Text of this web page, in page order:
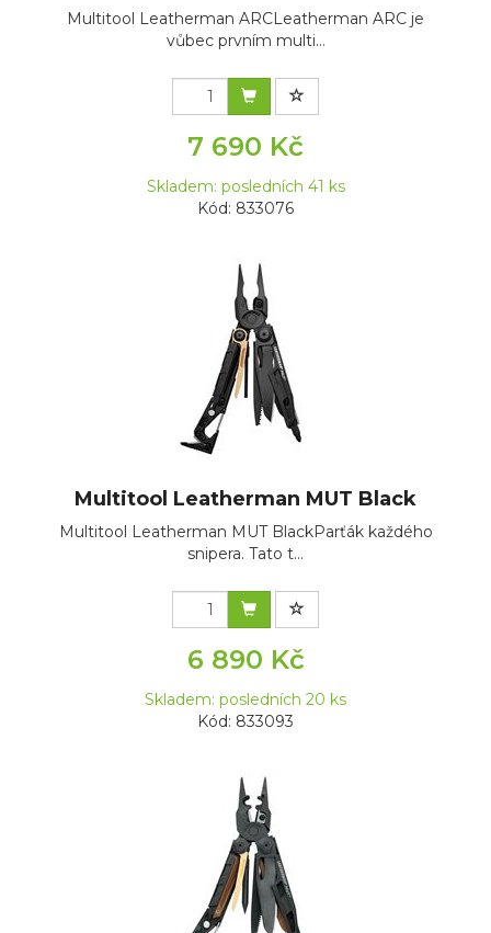
Multitool Leatherman ARCLeatherman ARC je
vůbec prvním multi...
7 690 Kč
Skladem: posledních 41 ks
Kód: 833076
Multitool Leatherman MUT Black
Multitool Leatherman MUT BlackParťák každého
snipera. Tato t...
6 890 Kč
Skladem: posledních 20 ks
Kód: 833093